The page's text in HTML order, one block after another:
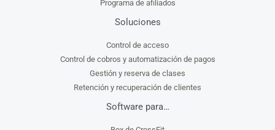
Programa de afiliados
Soluciones
Control de acceso
Control de cobros y automatización de pagos
Gestión y reserva de clases
Retención y recuperación de clientes
Software para…